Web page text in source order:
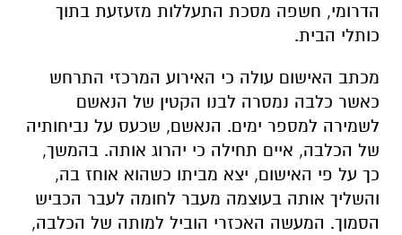
כאשר כלבה נמסרה לבנו הקטין של הנאשם
לשמירה למספר ימים. הנאשם, שכעס על נביחותיה
כך על פי האישום, יצא מביתו כשהוא אוחז בה,
והשליך אותה בעוצמה מעבר לחומה לעבר הכביש
הסמוך. המעשה האכזרי הוביל למותה של הכלבה,
ולאחר מכן השליך הנאשם את גופתה לפח
האשפה.
לצד ההתעללות בבעל החיים, החקירה העלתה כי